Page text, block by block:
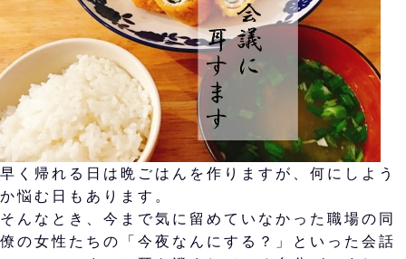
早く帰れる日は晩ごはんを作りますが、何にしよう
か悩む日もあります。
そんなとき、今まで気に留めていなかった職場の同
僚の女性たちの「今夜なんにする？」といった会話